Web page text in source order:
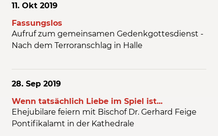
11. Okt 2019
Fassungslos
Aufruf zum gemeinsamen Gedenkgottesdienst -
Nach dem Terroranschlag in Halle
28. Sep 2019
Wenn tatsächlich Liebe im Spiel ist...
Ehejubilare feiern mit Bischof Dr. Gerhard Feige
Pontifikalamt in der Kathedrale